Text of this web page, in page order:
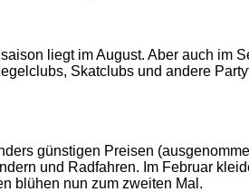
liegt im August. Aber auch im
Skatclubs und andere
günstigen Preisen
und Radfahren. Im Februar
blühen nun zum zweiten Mal.